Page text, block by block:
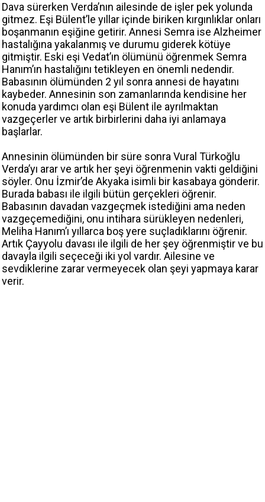
Dava sürerken Verda’nın ailesinde de işler pek yolunda
gitmez. Eşi Bülent’le yıllar içinde biriken kırgınlıklar onları
boşanmanın eşiğine getirir. Annesi Semra ise Alzheimer
hastalığına yakalanmış ve durumu giderek kötüye
gitmiştir. Eski eşi Vedat’ın ölümünü öğrenmek Semra
Hanım’ın hastalığını tetikleyen en önemli nedendir.
Babasının ölümünden 2 yıl sonra annesi de hayatını
kaybeder. Annesinin son zamanlarında kendisine her
konuda yardımcı olan eşi Bülent ile ayrılmaktan
vazgeçerler ve artık birbirlerini daha iyi anlamaya
başlarlar.
Annesinin ölümünden bir süre sonra Vural Türkoğlu
Verda’yı arar ve artık her şeyi öğrenmenin vakti geldiğini
söyler. Onu İzmir’de Akyaka isimli bir kasabaya gönderir.
Burada babası ile ilgili bütün gerçekleri öğrenir.
Babasının davadan vazgeçmek istediğini ama neden
vazgeçemediğini, onu intihara sürükleyen nedenleri,
Meliha Hanım’ı yıllarca boş yere suçladıklarını öğrenir.
Artık Çayyolu davası ile ilgili de her şey öğrenmiştir ve bu
davayla ilgili seçeceği iki yol vardır. Ailesine ve
sevdiklerine zarar vermeyecek olan şeyi yapmaya karar
verir.